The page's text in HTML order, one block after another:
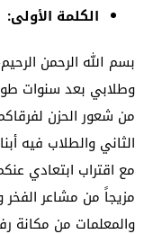
الكلمة الأولى:
بسم الله الرحمن
وطلابي بعد سنوات
من شعور الحزن
الثاني والطلاب فيه
مع اقتراب ابتعادي
مزيجاً من مشاعر
والمعلمات من مكانة